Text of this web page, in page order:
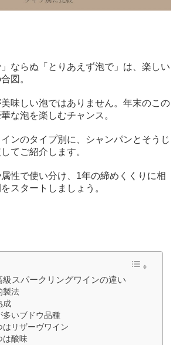
」ならぬ「とりあえず泡で」は、楽しい
図。
味しい泡ではありません。年末のこの
な泡を楽しむチャンス。
ンのタイプ別に、シャンパンとそうじ
てご紹介します。
性で使い分け、1年の締めくくりに相
スタートしましょう。
級スパークリングワインの違い
製法
成
多いブドウ品種
はリザーヴワイン
は酸味